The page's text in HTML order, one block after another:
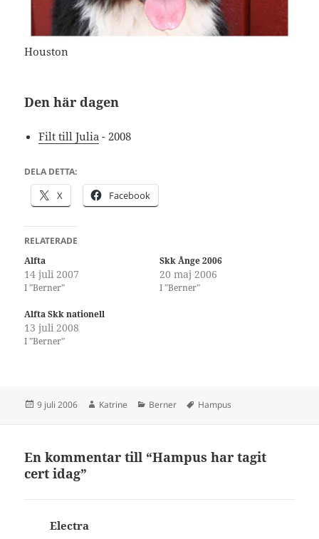
Houston
Den här dagen
Filt till Julia - 2008
DELA DETTA:
X Facebook
RELATERADE
Alfta
14 juli 2007
I ”Berner”
Skk Ånge 2006
20 maj 2006
I ”Berner”
Alfta Skk nationell
13 juli 2008
I ”Berner”
Postat
9 juli 2006 Författare
Katrine Kategorier
Berner Taggar
Hampus
En kommentar till “Hampus har tagit
cert idag”
Electra